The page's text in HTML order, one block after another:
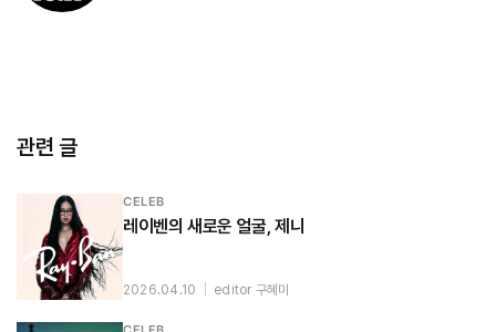
관련 글
CELEB
레이벤의 새로운 얼굴, 제니
2026.04.10 editor 구혜미